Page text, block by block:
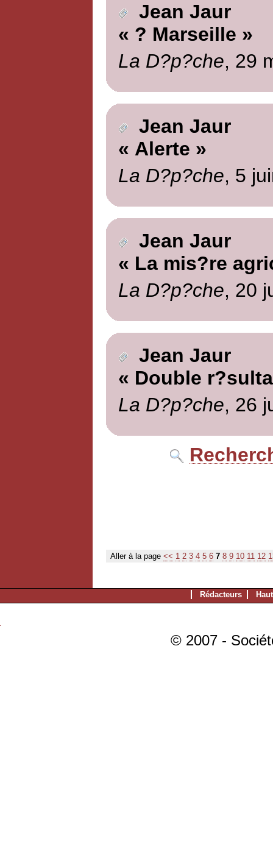
Jean Jaur
« ? Marseille »
La D?p?che, 29
Jean Jaur
« Alerte »
La D?p?che, 5
Jean Jaur
« La mis?re
La D?p?che, 20
Jean Jaur
« Double
La D?p?che, 26
Aller à la page << 1 2 3 4 5 6 7 8 9 10 11 12
Rédacteurs
© 2007 -